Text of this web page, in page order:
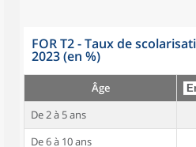
FOR T2 - Taux de
2023 (en %)
Âge
De 2 à 5 ans
De 6 à 10 ans